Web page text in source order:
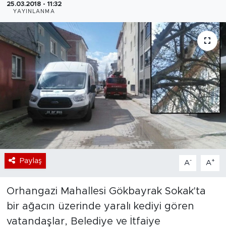
25.03.2018 - 11:32
YAYINLANMA
Paylaş A- A+
Orhangazi Mahallesi Gökbayrak Sokak'ta
bir ağacın üzerinde yaralı kediyi gören
vatandaşlar, Belediye ve İtfaiye
Eğitim
Sanat
Bölge
Teknoloji
Magazin
Dünya
Sektör
Haber Arşivi